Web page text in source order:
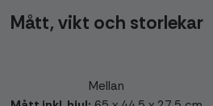
Mått, vikt och storlekar
Mellan